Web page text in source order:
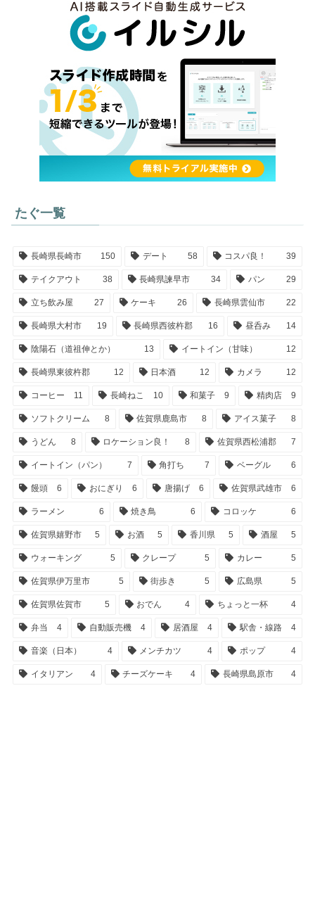
たぐ一覧
長崎県長崎市 150 デート 58 コスパ良！ 39
テイクアウト 38 長崎県諫早市 34 パン 29
立ち飲み屋 27 ケーキ 26 長崎県雲仙市 22
長崎県大村市 19 長崎県西彼杵郡 16 昼呑み 14
陰陽石（道祖伸とか） 13 イートイン（甘味） 12
長崎県東彼杵郡 12 日本酒 12 カメラ 12
コーヒー 11 長崎ねこ 10 和菓子 9 精肉店 9
ソフトクリーム 8 佐賀県鹿島市 8 アイス菓子 8
うどん 8 ロケーション良！ 8 佐賀県西松浦郡 7
イートイン（パン） 7 角打ち 7 ベーグル 6
饅頭 6 おにぎり 6 唐揚げ 6 佐賀県武雄市 6
ラーメン 6 焼き鳥 6 コロッケ 6
佐賀県嬉野市 5 お酒 5 香川県 5 酒屋 5
ウォーキング 5 クレープ 5 カレー 5
佐賀県伊万里市 5 街歩き 5 広島県 5
佐賀県佐賀市 5 おでん 4 ちょっと一杯 4
弁当 4 自動販売機 4 居酒屋 4 駅舎・線路 4
音楽（日本） 4 メンチカツ 4 ポップ 4
イタリアン 4 チーズケーキ 4 長崎県島原市 4